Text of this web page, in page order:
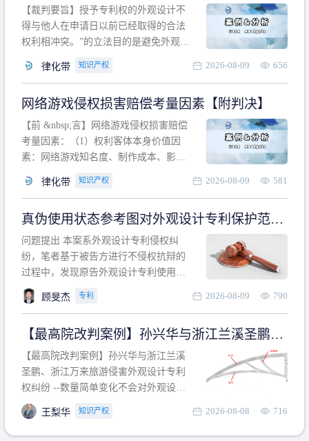
例的裁判要旨 目录 第一部分、刮码剪码
刮
【裁判要旨】授予专利权的外观设计不
得与他人在申请日以前已经取得的合法
权利相冲突。”的立法目的是避免外观设
冲突。基于此，凡是因该外观设计的实
于该款规定的规制范畴。“合法权利”不宜
作狭义解释，一般情况下，只要依法享
有的、在本专利申请日之
律化带 知识产权 2026-08-09 656
网络游戏侵权损害赔偿考量因素【附判决】
【前 &nbsp;言】网络游戏侵权损害赔偿
考量因素：（1）权利客体本身价值因
素：网络游戏知名度、制作成本、影响
利角度因素：被诉侵权游戏销售数量、
人数、活跃人数、市场占用率；（3）被
告主观因素：被告的主观恶意、是否明
知或应知、是否有
律化带 知识产权 2026-08-09 581
真伪使用状态参考图对外观设计专利保护范围
的影响
问题提出 本案系外观设计专利侵权纠
纷，笔者基于被告方进行不侵权抗辩的
过程中，发现原告外观设计专利使用状
态参考图中的外观设计与被告涉案商品
的视觉效果存在显著区别。故就使用状
保护范围确定进行了研究，将办案体会
与研究过程记录如下： 简要结论： 笔者
提出使用状态参考图应以
顾旻杰 专利 2026-08-09 790
【最高院改判案例】孙兴华与浙江兰溪圣鹏、
浙江万来旅游侵害外观设计专利权纠纷
【最高院改判案例】孙兴华与浙江兰溪
圣鹏、浙江万来旅游侵害外观设计专利
权纠纷 --数量简单变化不会对外观设计
产生视觉影响，及现有设计抗辩与专利
无效再审改判可以执行回转 【承办律
师】 王梨华 浙江杭知桥律师事务所 【案
王梨华 知识产权 2026-08-08 716